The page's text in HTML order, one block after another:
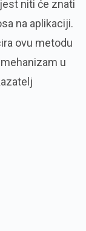
niti će znati
na aplikaciji.
ovu metodu
u